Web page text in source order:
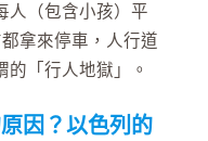
人（包含小孩）平
拿來停車，人行道
「行人地獄」。
因？以色列的